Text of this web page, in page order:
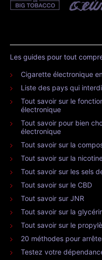
Les guides pour tout
Cigarette électronique
Liste des pays qui
Tout savoir sur le
électronique
Tout savoir pour bien
électronique
Tout savoir sur la
Tout savoir sur la
Tout savoir sur les sels
Tout savoir sur le CBD
Tout savoir sur JNR
Tout savoir sur la
Tout savoir sur le
20 méthodes pour
Testez votre